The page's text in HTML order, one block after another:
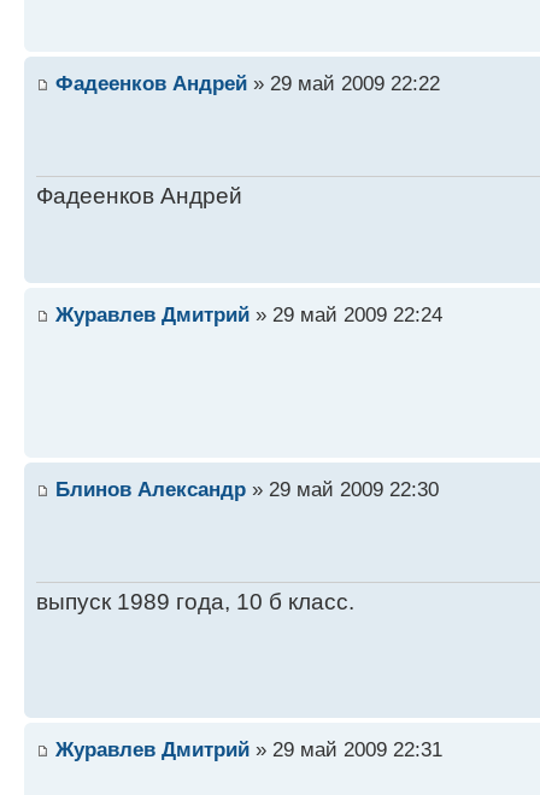
Фадеенков Андрей » 29 май 2009 22:22
Фадеенков Андрей
Журавлев Дмитрий » 29 май 2009 22:24
Блинов Александр » 29 май 2009 22:30
выпуск 1989 года, 10 б класс.
Журавлев Дмитрий » 29 май 2009 22:31